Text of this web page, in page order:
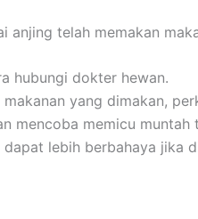
anjing telah memakan
hubungi dokter hewan.
yang dimakan,
mencoba memicu
dapat lebih berbahaya jika